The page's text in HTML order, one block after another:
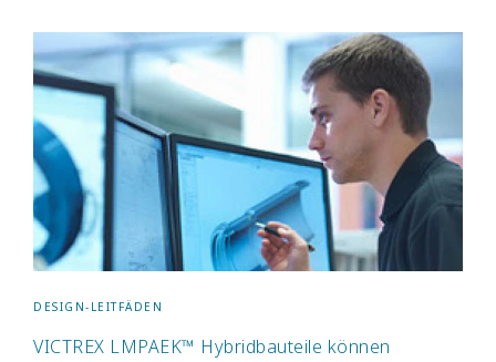
DESIGN-LEITFÄDEN
VICTREX LMPAEK™ Hybridbauteile können